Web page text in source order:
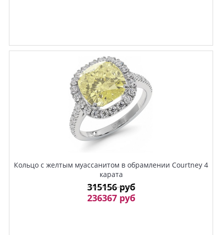
Кольцо с желтым муассанитом в обрамлении Courtney 4
карата
315156 руб
236367 руб